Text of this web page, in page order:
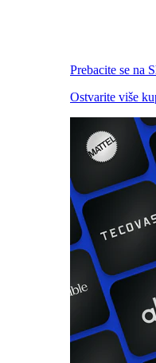
Prebacite se na
Ostvarite više